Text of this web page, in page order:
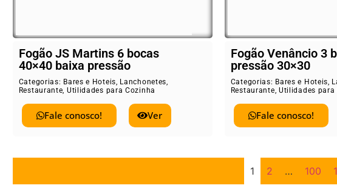
Fogão JS Martins 6 bocas
40×40 baixa pressão
Categorias: Bares e Hoteis, Lanchonetes,
Restaurante, Utilidades para Cozinha
Fale conosco! Ver
Fogão Venâncio 3
pressão 30×30
Categorias: Bares e Hoteis,
Restaurante, Utilidades para
Fale conosco!
1 2 … 100